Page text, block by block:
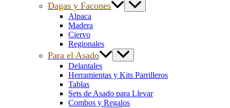
Dagas y Facones
Alpaca
Madera
Ciervo
Regionales
Para el Asado
Delantales
Herramientas y Kits Parrilleros
Tablas
Sets de Asado para Llevar
Combos y Regalos